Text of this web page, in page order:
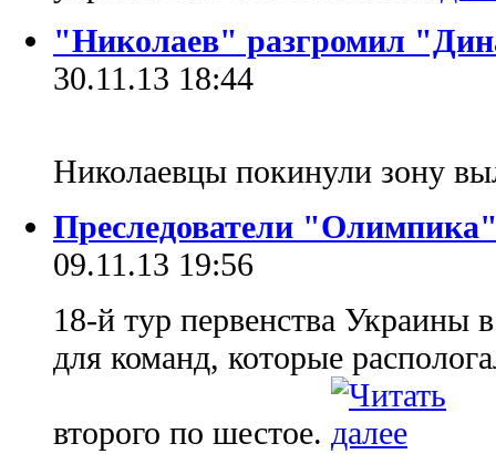
"Николаев" разгромил
30.11.13 18:44
Николаевцы покинули зону
Преследователи
09.11.13 19:56
18-й тур первенства Украины
для команд, которые
второго по шестое.